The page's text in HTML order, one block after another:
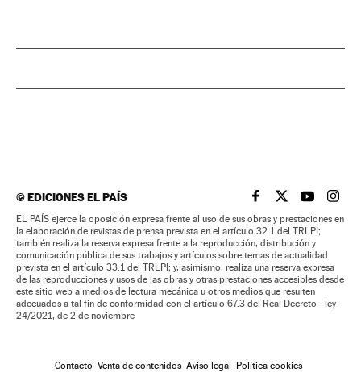
©EDICIONES EL PAÍS EL PAÍS BRASIL EN
EL PAÍSEL PAÍS
EL
EL PAÍS ejerce la oposición expresa frente al uso de sus obras y prestaciones en
la elaboración de revistas de prensa prevista en el artículo 32.1 del TRLPI;
también realiza la reserva expresa frente a la reproducción, distribución y
comunicación pública de sus trabajos y artículos sobre temas de actualidad
prevista en el artículo 33.1 del TRLPI; y, asimismo, realiza una reserva expresa
de las reproducciones y usos de las obras y otras prestaciones accesibles desde
este sitio web a medios de lectura mecánica u otros medios que resulten
adecuados a tal fin de conformidad con el artículo 67.3 del Real Decreto - ley
24/2021, de 2 de noviembre
Contacto Venta de contenidos Aviso legal Política cookies